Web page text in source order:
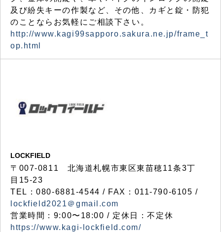
及び紛失キーの作製など、その他、カギと錠・防犯
のことならお気軽にご相談下さい。
http://www.kagi99sapporo.sakura.ne.jp/frame_t
op.html
LOCKFIELD
〒007-0811 北海道札幌市東区東苗穂11条3丁
目15-23
TEL：080-6881-4544 / FAX：011-790-6105 /
lockfield2021＠gmail.com
営業時間：9:00〜18:00 / 定休日：不定休
https://www.kagi-lockfield.com/